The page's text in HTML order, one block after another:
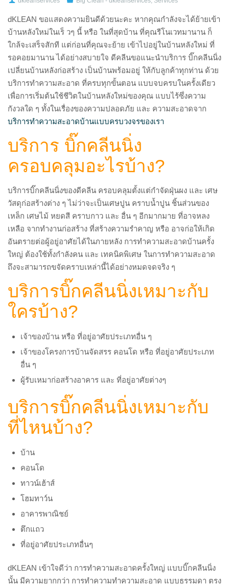
dKLEAN ขอแสดงความยินดีด้วยนะคะ หากคุณกำลังจะได้ย้ายเข้า
บ้านหลังใหม่ในเร็ วๆ นี้ หรือ ในที่สุดบ้าน ที่คุณรีโนเวทมานาน ก็
ใกล้จะเสร็จสักที แต่ก่อนที่คุณจะย้าย เข้าไปอยู่ในบ้านหลังใหม่ ที่
รอคอยมานาน ได้อย่างสบายใจ ดีคลีนขอแนะนำบริการ บิ๊กคลีนนิ่ง
เปลี่ยนบ้านหลังก่อสร้าง เป็นบ้านพร้อมอยู่ ให้กับลูกค้าทุกท่าน ด้วย
บริการทำความสะอาด ที่ครบทุกขั้นตอน แบบจบครบในครั้งเดียว
เพื่อการเริ่มต้นใช้ชีวิตในบ้านหลังใหม่ของคุณ แบบไร้ซึ่งความ
กังวลใด ๆ ทั้งในเรื่องของความปลอดภัย และ ความสะอาดจาก
บริการทำความสะอาดบ้านแบบครบวงจรของเรา
บริการ บิ๊กคลีนนิ่ง
ครอบคลุมอะไรบ้าง?
บริการบิ๊กคลีนนิ่งของดีคลีน ครอบคลุมตั้งแต่กำจัดฝุ่นผง และ เศษ
วัสดุก่อสร้างต่าง ๆ ไม่ว่าจะเป็นเศษปูน คราบน้ำปูน ชิ้นส่วนของ
เหล็ก เศษไม้ หยดสี คราบกาว และ อื่น ๆ อีกมากมาย ที่อาจหลง
เหลือ จากทำงานก่อสร้าง ที่สร้างความรำคาญ หรือ อาจก่อให้เกิด
อันตรายต่อผู้อยู่อาศัยได้ในภายหลัง การทำความสะอาดบ้านครั้ง
ใหญ่ ต้องใช้ทั้งกำลังคน และ เทคนิคพิเศษ ในการทำความสะอาด
ถึงจะสามารถขจัดคราบเหล่านี้ได้อย่างหมดจดจริง ๆ
บริการบิ๊กคลีนนิ่งเหมาะกับ
ใครบ้าง?
เจ้าของบ้าน หรือ ที่อยู่อาศัยประเภทอื่น ๆ
เจ้าของโครงการบ้านจัดสรร คอนโด หรือ ที่อยู่อาศัยประเภท
อื่น ๆ
ผู้รับเหมาก่อสร้างอาคาร และ ที่อยู่อาศัยต่างๆ
บริการบิ๊กคลีนนิ่งเหมาะกับ
ที่ไหนบ้าง?
บ้าน
คอนโด
ทาวน์เฮ้าส์
โฮมทาว์น
อาคารพาณิชย์
ตึกแถว
ที่อยู่อาศัยประเภทอื่นๆ
dKLEAN เข้าใจดีว่า การทำความสะอาดครั้งใหญ่ แบบบิ๊กคลีนนิ่ง
นั้น มีความยากกว่า การทำความทำความสะอาด แบบธรรมดา ตรง